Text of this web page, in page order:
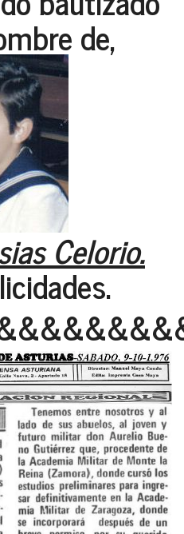
de,
Celorio.